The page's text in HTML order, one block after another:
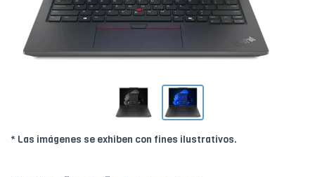
* Las imágenes se exhiben con fines ilustrativos.